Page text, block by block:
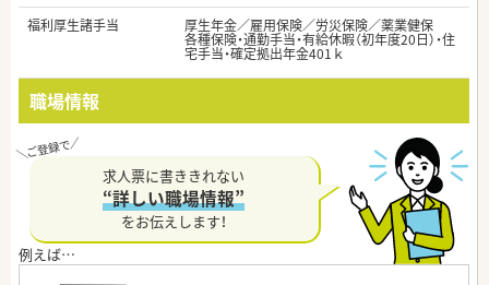
福利厚生諸手当
厚生年金／雇用保険／労災保険／薬業健保
各種保険・通勤手当・有給休暇（初年度20日）・住
宅手当・確定拠出年金401ｋ
職場情報
求人票に書ききれない
“詳しい職場情報”
をお伝えします！